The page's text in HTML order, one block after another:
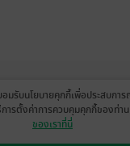
อมรับนโยบายคุกกี้เพื่อประสบกา
ารตั้งค่าการควบคุมคุกกี้ของท่า
ของเราที่นี่